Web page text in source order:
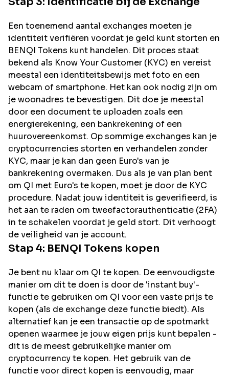
Een toenemend aantal exchanges moeten je
identiteit verifiëren voordat je geld kunt storten en
BENQI Tokens kunt handelen. Dit proces staat
bekend als Know Your Customer (KYC) en vereist
meestal een identiteitsbewijs met foto en een
webcam of smartphone. Het kan ook nodig zijn om
je woonadres te bevestigen. Dit doe je meestal
door een document te uploaden zoals een
energierekening, een bankrekening of een
huurovereenkomst. Op sommige exchanges kan je
cryptocurrencies storten en verhandelen zonder
KYC, maar je kan dan geen Euro's van je
bankrekening overmaken. Dus als je van plan bent
om QI met Euro's te kopen, moet je door de KYC
procedure. Nadat jouw identiteit is geverifieerd, is
het aan te raden om tweefactorauthenticatie (2FA)
in te schakelen voordat je geld stort. Dit verhoogt
de veiligheid van je account.
Stap 4: BENQI Tokens kopen
Je bent nu klaar om QI te kopen. De eenvoudigste
manier om dit te doen is door de 'instant buy'-
functie te gebruiken om QI voor een vaste prijs te
kopen (als de exchange deze functie biedt). Als
alternatief kan je een transactie op de spotmarkt
openen waarmee je jouw eigen prijs kunt bepalen -
dit is de meest gebruikelijke manier om
cryptocurrency te kopen. Het gebruik van de
functie voor direct kopen is eenvoudig, maar